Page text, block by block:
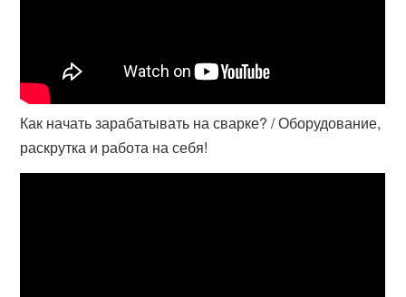
Как начать зарабатывать на сварке? / Оборудование,
раскрутка и работа на себя!